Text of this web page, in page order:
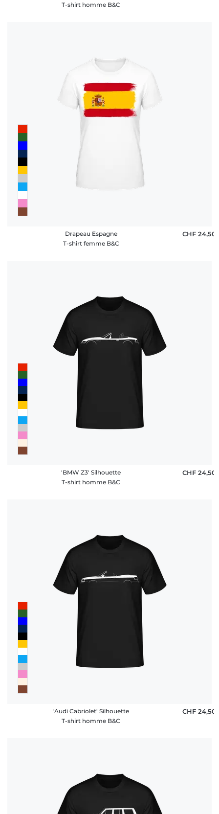
T-shirt homme B&C
Drapeau Espagne
T-shirt femme B&C
CHF 24,50
'BMW Z3' Silhouette
T-shirt homme B&C
CHF 24,50
'Audi Cabriolet' Silhouette
T-shirt homme B&C
CHF 24,50